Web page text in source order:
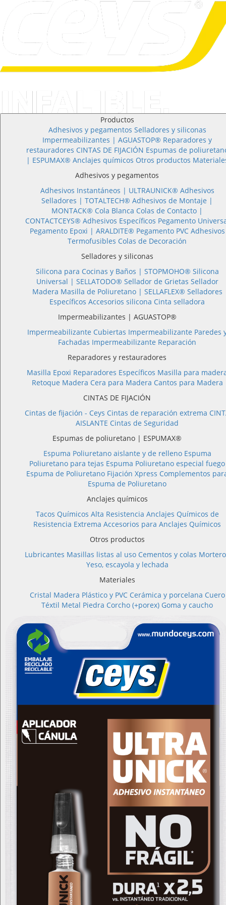
Productos
Adhesivos y pegamentos Selladores y siliconas
Impermeabilizantes | AGUASTOP® Reparadores y
restauradores CINTAS DE FIJACIÓN Espumas de
| ESPUMAX® Anclajes químicos Otros productos
Adhesivos y pegamentos
Adhesivos Instantáneos | ULTRAUNICK® Adhesivos
Selladores | TOTALTECH®
Adhesivos de Montaje |
MONTACK® Cola Blanca
Colas de Contacto |
CONTACTCEYS® Adhesivos Específicos Pegamento
Pegamento Epoxi | ARALDITE® Pegamento PVC Adhesivos
Termofusibles Colas de Decoración
Selladores y siliconas
Silicona para Cocinas y Baños | STOPMOHO® Silicona
Universal | SELLATODO® Sellador de Grietas Sellador
Madera
Masilla de Poliuretano | SELLAFLEX® Selladores
Específicos Accesorios silicona Cinta selladora
Impermeabilizantes | AGUASTOP®
Impermeabilizante Cubiertas Impermeabilizante Paredes
Fachadas Impermeabilizante Reparación
Reparadores y restauradores
Masilla Epoxi Reparadores Específicos Masilla para
Retoque Madera Cera para Madera Cantos para Madera
CINTAS DE FIJACIÓN
Cintas de fijación - Ceys Cintas de reparación extrema
AISLANTE Cintas de Seguridad
Espumas de poliuretano | ESPUMAX®
Espuma Poliuretano aislante y de relleno Espuma
Poliuretano para tejas Espuma Poliuretano especial fuego
Espuma de Poliuretano Fijación Xpress Complementos
Espuma de Poliuretano
Anclajes químicos
Tacos Químicos Alta Resistencia Anclajes Químicos de
Resistencia Extrema Accesorios para Anclajes Químicos
Otros productos
Lubricantes Masillas listas al uso Cementos y colas
Yeso, escayola y lechada
Materiales
Cristal Madera Plástico y PVC Cerámica y porcelana Cuero
Téxtil Metal Piedra Corcho (+porex) Goma y caucho